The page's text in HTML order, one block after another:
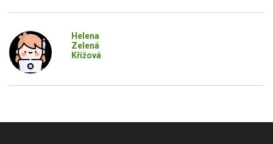
Helena
Zelená
Křížová